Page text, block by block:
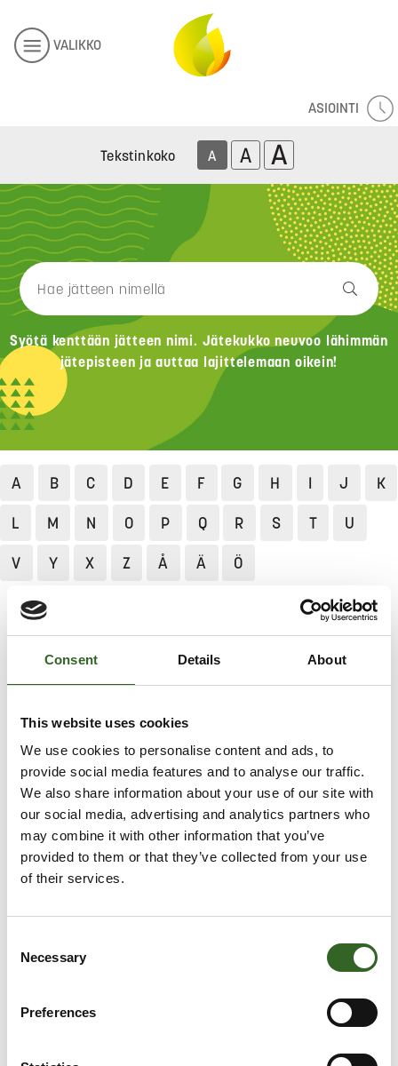
Consent Details About
This website uses cookies
We use cookies to personalise content and ads, to
provide social media features and to analyse our traffic.
We also share information about your use of our site with
our social media, advertising and analytics partners who
may combine it with other information that you’ve
provided to them or that they’ve collected from your use
of their services.
Selection
Necessary
Preferences
VALIKKO
ASIOINTI
Tekstinkoko A A A
Syötä kenttään jätteen nimi. Jätekukko neuvoo lähimmän
jätepisteen ja auttaa lajittelemaan oikein!
A B C D E F G H I J
K
L
M N O P Q R S T
U
V
Y X Z Å Ä Ö
Jätekukko
Lajittelun ABC
Satula
SATULA
Lajittele polkupyörän satula sekajätteeseen tai jos
satulassa on runsaasti metalliosia, lajittele se
metalliin. Vie ratsastussatula lajitteluasemalle.
LAJITTELUOHJEET
lajitteluohjeet